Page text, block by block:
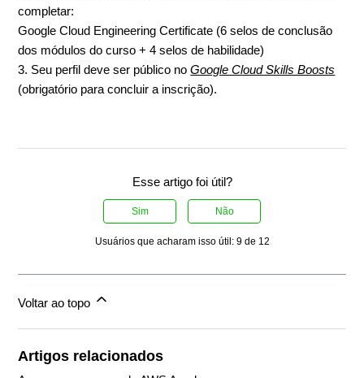
completar:
Google Cloud Engineering Certificate (6 selos de conclusão
dos módulos do curso + 4 selos de habilidade)
3. Seu perfil deve ser público noGoogle Cloud Skills Boosts
(obrigatório para concluir a inscrição).
Esse artigo foi útil?
Sim Não
Usuários que acharam isso útil: 9 de 12
Voltar ao topo
Artigos relacionados